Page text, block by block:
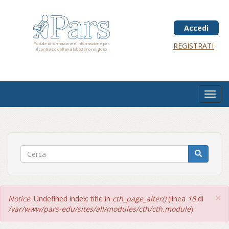
contenuto
Portale di formazione e informazione per
il contrasto dell'analfabetismo religioso
Accedi
REGISTRATI
×
Messaggio
di
Notice: Undefined index: title in cth_page_alter()(linea 16di
/var/www/pars-edu/sites/all/modules/cth/cth.module).